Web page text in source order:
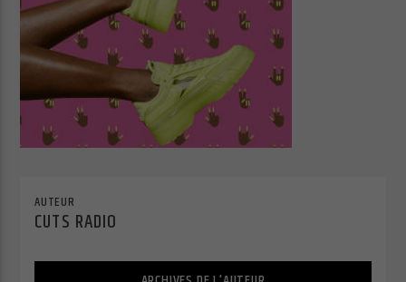
Cuts Hip Hop R&B
AUTEUR
CUTS RADIO